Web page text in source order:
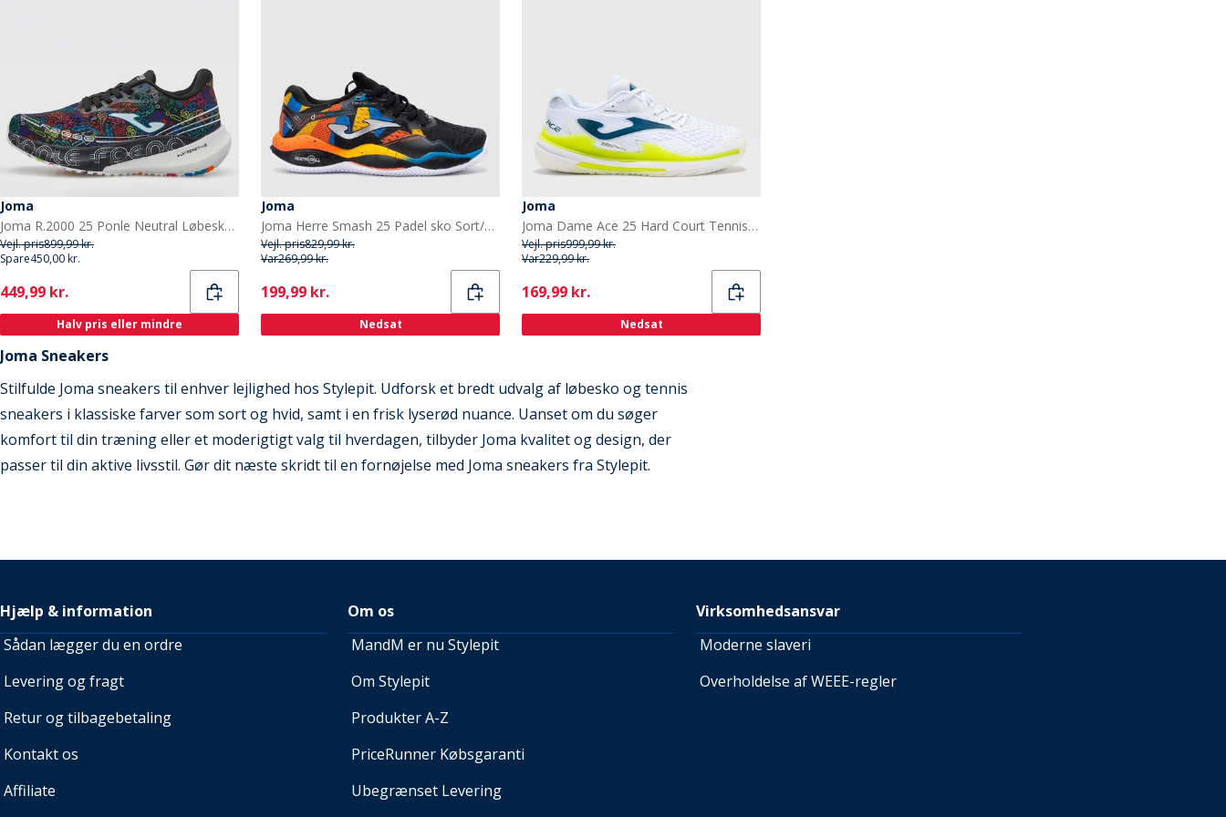
Joma
Joma R.2000 25 Ponle Neutral Løbesko Sort
Vejl. pris899,99 kr.
Spare450,00 kr.
Current
449,99 kr.
Halv pris eller mindre
Joma
Joma Herre Smash 25 Padel sko Sort/Rød/Orange Black Red Orange
Vejl. pris829,99 kr.
Var269,99 kr.
Current
199,99 kr.
Nedsat
Joma
Joma Dame Ace 25 Hard Court Tennis Sko Hvid
Vejl. pris999,99 kr.
Var229,99 kr.
Current
169,99 kr.
Nedsat
Joma Sneakers
Stilfulde Joma sneakers til enhver lejlighed hos Stylepit. Udforsk et bredt udvalg af løbesko og tennis
sneakers i klassiske farver som sort og hvid, samt i en frisk lyserød nuance. Uanset om du søger
komfort til din træning eller et moderigtigt valg til hverdagen, tilbyder Joma kvalitet og design, der
passer til din aktive livsstil. Gør dit næste skridt til en fornøjelse med Joma sneakers fra Stylepit.
Hjælp & information
Sådan lægger du en ordre
Levering og fragt
Retur og tilbagebetaling
Kontakt os
Affiliate
Om os
MandM er nu Stylepit
Om Stylepit
Produkter A-Z
PriceRunner Købsgaranti
Ubegrænset Levering
Virksomhedsansvar
Moderne slaveri
Overholdelse af WEEE-regler